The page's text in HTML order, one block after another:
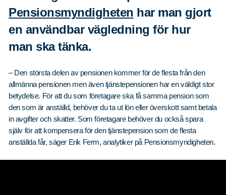
Pensionsmyndigheten har man gjort
en användbar vägledning för hur
man ska tänka.
– Den största delen av pensionen kommer för de flesta från den
allmänna pensionen men även tjänstepensionen har en väldigt stor
betydelse. För att du som företagare ska få samma pension som
den som är anställd, behöver du ta ut lön eller överskott samt betala
in avgifter och skatter. Som företagare behöver du också spara
själv för att kompensera för den tjänstepension som de flesta
anställda får, säger Erik Ferm, analytiker på Pensionsmyndigheten.